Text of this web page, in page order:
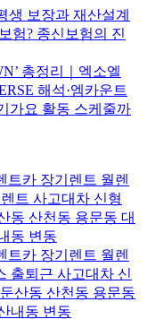
생 보장과 재산설계
험? 종신보험의 진
총정리｜엑소엘
해석·엠카운트
가요 활동 스케줄까
트카 장기렌트 월렌
트 사고대차 신형
동 산천동 용문동 대
동 변동
트카 장기렌트 월렌
출퇴근 사고대차 신
산동 산천동 용문동
내동 변동